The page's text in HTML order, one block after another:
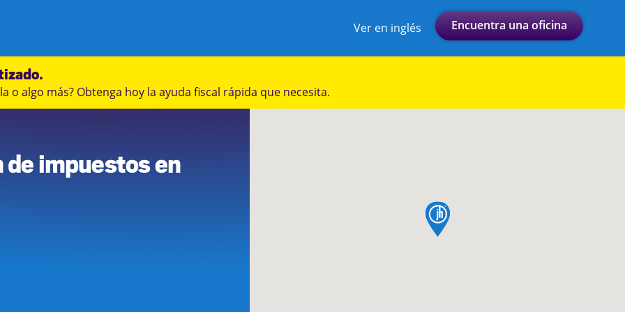
Encuentra una oficina
Ver en inglés
algo más? Obtenga hoy la ayuda fiscal rápida que necesita.
impuestos en
pin de mapa